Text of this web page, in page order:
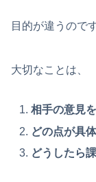
目的が違うので
大切なことは、
相手の意見
どの点が具
どうしたら